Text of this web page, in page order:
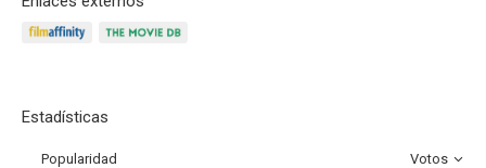
Estadísticas
Popularidad Votos